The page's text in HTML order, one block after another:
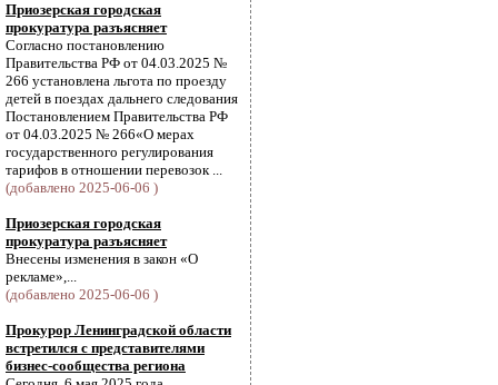
Приозерская городская
прокуратура разъясняет
Согласно постановлению
Правительства РФ от 04.03.2025 №
266 установлена льгота по проезду
детей в поездах дальнего следования
Постановлением Правительства РФ
от 04.03.2025 № 266«О мерах
государственного регулирования
тарифов в отношении перевозок ...
(добавлено 2025-06-06 )
Приозерская городская
прокуратура разъясняет
Внесены изменения в закон «О
рекламе»,...
(добавлено 2025-06-06 )
Прокурор Ленинградской области
встретился с представителями
бизнес-сообщества региона